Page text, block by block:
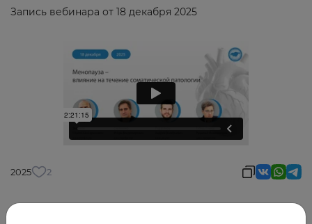
Запись вебинара от 18 декабря 2025
2025 2